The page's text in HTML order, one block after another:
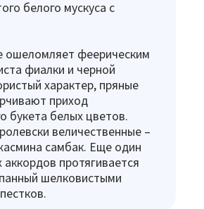
белого мускуса с
ошеломляет феерическим
фиалки и черной
характер, пряные
приход
букета белых цветов.
величественные –
самбак. Еще один
протягивается
шелковистыми